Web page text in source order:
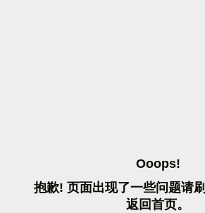
OOOPS!
抱歉! 页面出现了一些问题请刷
返 回首页。